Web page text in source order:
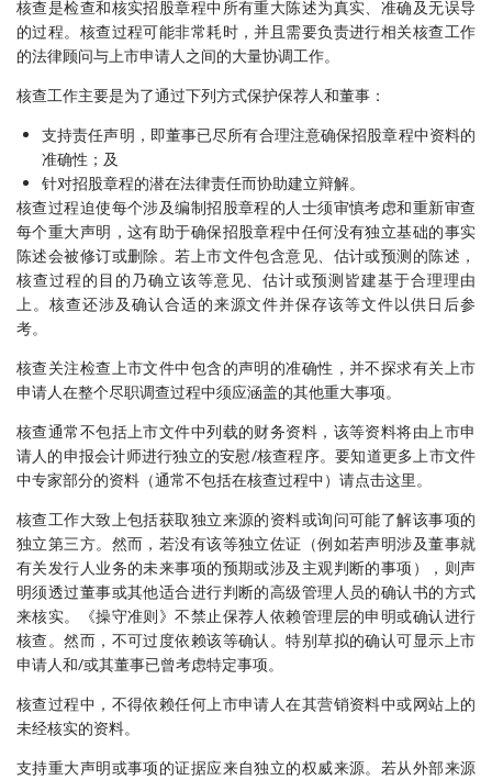
核查是检查和核实招股章程中所有重大陈述为真实、准确及无误导
的过程。核查过程可能非常耗时，并且需要负责进行相关核查工作
的法律顾问与上市申请人之间的大量协调工作。
核查工作主要是为了通过下列方式保护保荐人和董事：
支持责任声明，即董事已尽所有合理注意确保招股章程中资料的
准确性；及
针对招股章程的潜在法律责任而协助建立辩解。
核查过程迫使每个涉及编制招股章程的人士须审慎考虑和重新审查
每个重大声明，这有助于确保招股章程中任何没有独立基础的事实
陈述会被修订或删除。若上市文件包含意见、估计或预测的陈述，
核查过程的目的乃确立该等意见、估计或预测皆建基于合理理由
上。核查还涉及确认合适的来源文件并保存该等文件以供日后参
考。
核查关注检查上市文件中包含的声明的准确性，并不探求有关上市
申请人在整个尽职调查过程中须应涵盖的其他重大事项。
核查通常不包括上市文件中列载的财务资料，该等资料将由上市申
请人的申报会计师进行独立的安慰/核查程序。要知道更多上市文件
中专家部分的资料（通常不包括在核查过程中）请点击这里。
核查工作大致上包括获取独立来源的资料或询问可能了解该事项的
独立第三方。然而，若没有该等独立佐证（例如若声明涉及董事就
有关发行人业务的未来事项的预期或涉及主观判断的事项），则声
明须透过董事或其他适合进行判断的高级管理人员的确认书的方式
来核实。《操守准则》不禁止保荐人依赖管理层的申明或确认进行
核查。然而，不可过度依赖该等确认。特别草拟的确认可显示上市
申请人和/或其董事已曾考虑特定事项。
核查过程中，不得依赖任何上市申请人在其营销资料中或网站上的
未经核实的资料。
支持重大声明或事项的证据应来自独立的权威来源。若从外部来源